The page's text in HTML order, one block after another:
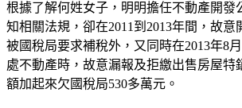
根據了解何姓女子，明明擔任不動產開發
知相關法規，卻在2011到2013年間，故意
被國稅局要求補稅外，又同時在2013年8
處不動產時，故意漏報及拒繳出售房屋特
額加起來欠國稅局530多萬元。